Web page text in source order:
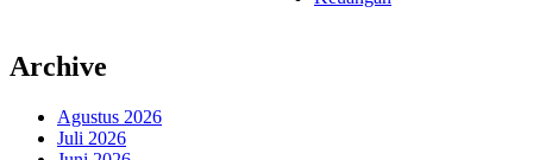
Archive
Agustus 2026
Juli 2026